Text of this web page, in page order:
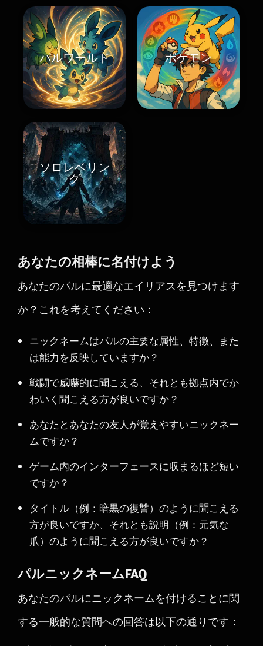
パルワールド ポケモン
ソロレベリン
グ
あなたの相棒に名付けよう
あなたのパルに最適なエイリアスを見つけます
か？これを考えてください：
ニックネームはパルの主要な属性、特徴、また
は能力を反映していますか？
戦闘で威嚇的に聞こえる、それとも拠点内でか
わいく聞こえる方が良いですか？
あなたとあなたの友人が覚えやすいニックネー
ムですか？
ゲーム内のインターフェースに収まるほど短い
ですか？
タイトル（例：暗黒の復讐）のように聞こえる
方が良いですか、それとも説明（例：元気な
爪）のように聞こえる方が良いですか？
パルニックネームFAQ
あなたのパルにニックネームを付けることに関
する一般的な質問への回答は以下の通りです：